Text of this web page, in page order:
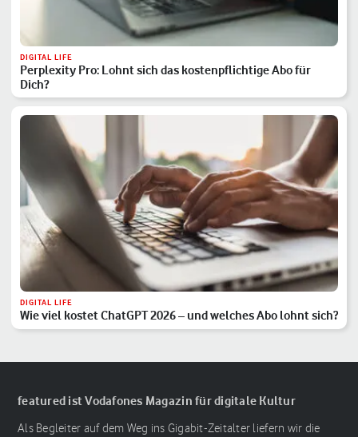
DIGITAL LIFE
Perplexity Pro: Lohnt sich das kostenpflichtige Abo für
Dich?
DIGITAL LIFE
Wie viel kostet ChatGPT 2026 – und welches Abo lohnt sich?
featured ist Vodafones Magazin für digitale Kultur
Als Begleiter auf dem Weg ins Gigabit-Zeitalter liefern wir die